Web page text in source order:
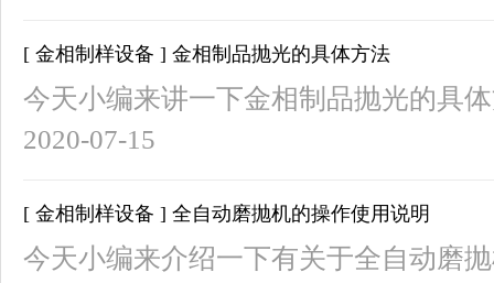
[ 金相制样设备 ] 金相制品抛光的具体方法
今天小编来讲一下金相制品抛光的具
2020-07-15
[ 金相制样设备 ] 全自动磨抛机的操作使用说明
今天小编来介绍一下有关于全自动磨